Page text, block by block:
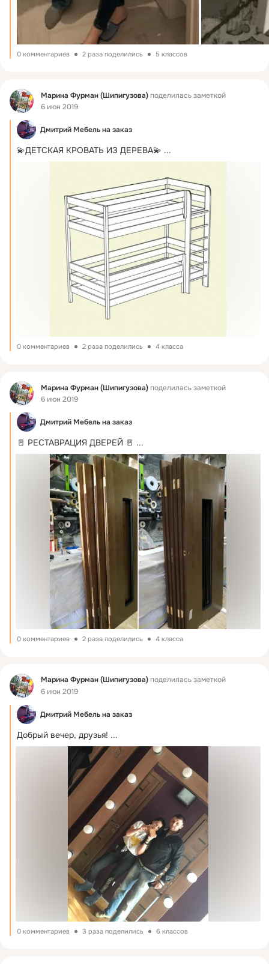
0 комментариев 2 раза поделились 5 классов
Фид Марина Фурман (Шипигузова)поделилась заметкой
6 июн 2019
Дмитрий Мебель на заказ
💫ДЕТСКАЯ КРОВАТЬ ИЗ ДЕРЕВА💫 ...
0 комментариев 2 раза поделились 4 класса
Фид Марина Фурман (Шипигузова)поделилась заметкой
6 июн 2019
Дмитрий Мебель на заказ
🚪 РЕСТАВРАЦИЯ ДВЕРЕЙ 🚪 ...
0 комментариев 2 раза поделились 4 класса
Фид Марина Фурман (Шипигузова)поделилась заметкой
6 июн 2019
Дмитрий Мебель на заказ
Добрый вечер, друзья! ...
0 комментариев 3 раза поделились 6 классов